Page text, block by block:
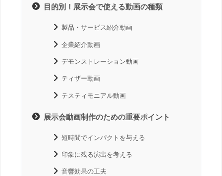
目的別！展示会で使える動画の種類
製品・サービス紹介動画
企業紹介動画
デモンストレーション動画
ティザー動画
テスティモニアル動画
展示会動画制作のための重要ポイント
短時間でインパクトを与える
印象に残る演出を考える
音響効果の工夫